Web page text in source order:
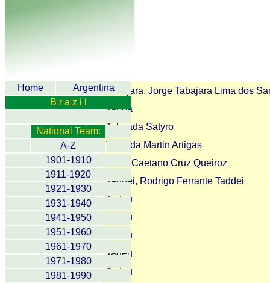
Home
Argentina
B r a z i l
National Team:
A-Z
1901-1910
1911-1920
1921-1930
1931-1940
1941-1950
1951-1960
1961-1970
1971-1980
1981-1990
Tabajara, Jorge Tabajara Lima dos
Taboa
Taboada Satyro
Taborda Martin Artigas
Tacio Caetano Cruz Queiroz
Taddei, Rodrigo Ferrante Taddei
Tadeu
Tadeu
Tadeu
Tadeu
Tadeu